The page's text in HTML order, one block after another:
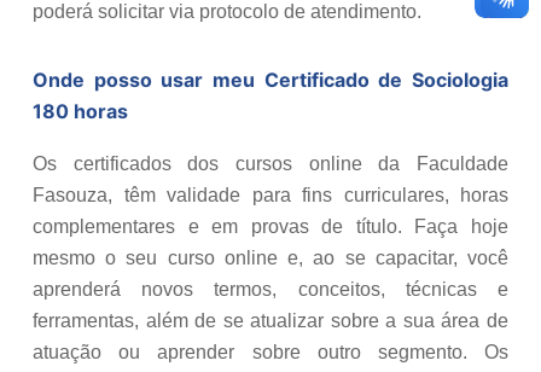
poderá solicitar via protocolo de atendimento.
Onde posso usar meu Certificado de Sociologia
180 horas
Os certificados dos cursos online da Faculdade
Fasouza, têm validade para fins curriculares, horas
complementares e em provas de título. Faça hoje
mesmo o seu curso online e, ao se capacitar, você
aprenderá novos termos, conceitos, técnicas e
ferramentas, além de se atualizar sobre a sua área de
atuação ou aprender sobre outro segmento. Os